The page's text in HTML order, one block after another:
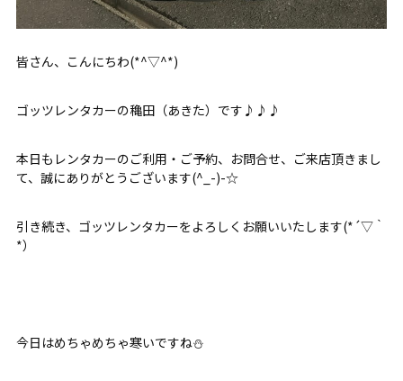
皆さん、こんにちわ(*^▽^*)
ゴッツレンタカーの穐田（あきた）です♪♪♪
本日もレンタカーのご利用・ご予約、お問合せ、ご来店頂きまし
て、誠にありがとうございます(^_-)-☆
引き続き、ゴッツレンタカーをよろしくお願いいたします(*´▽｀
*）
今日はめちゃめちゃ寒いですね⛄